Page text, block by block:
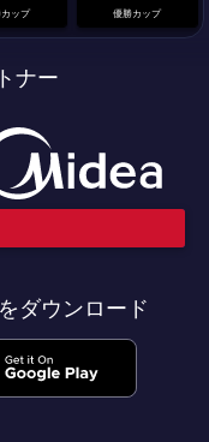
ップ 優勝カップ
ナー
ダウンロード